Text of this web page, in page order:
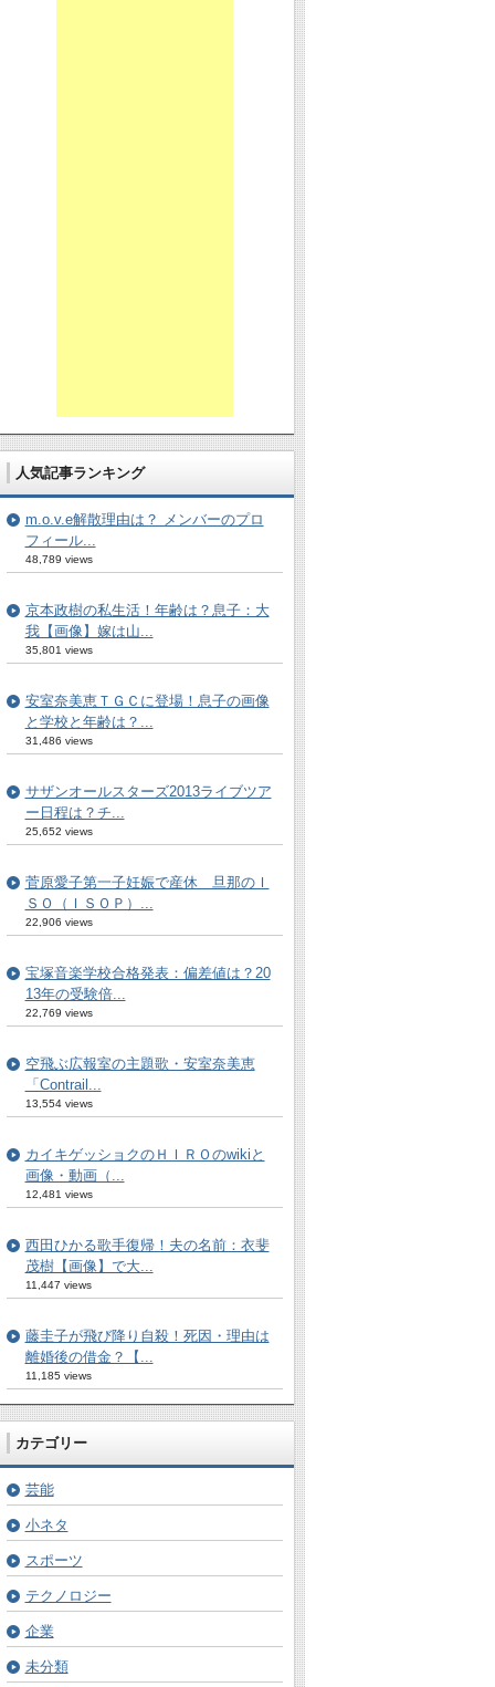
人気記事ランキング
m.o.v.e解散理由は？ メンバーのプロ
フィール...
48,789 views
京本政樹の私生活！年齢は？息子：大
我【画像】嫁は山...
35,801 views
安室奈美恵ＴＧＣに登場！息子の画像
と学校と年齢は？...
31,486 views
サザンオールスターズ2013ライブツア
ー日程は？チ...
25,652 views
菅原愛子第一子妊娠で産休 旦那のＩ
ＳＯ（ＩＳＯＰ）...
22,906 views
宝塚音楽学校合格発表：偏差値は？20
13年の受験倍...
22,769 views
空飛ぶ広報室の主題歌・安室奈美恵
「Contrail...
13,554 views
カイキゲッショクのＨＩＲＯのwikiと
画像・動画（...
12,481 views
西田ひかる歌手復帰！夫の名前：衣斐
茂樹【画像】で大...
11,447 views
藤圭子が飛び降り自殺！死因・理由は
離婚後の借金？【...
11,185 views
カテゴリー
芸能
小ネタ
スポーツ
テクノロジー
企業
未分類